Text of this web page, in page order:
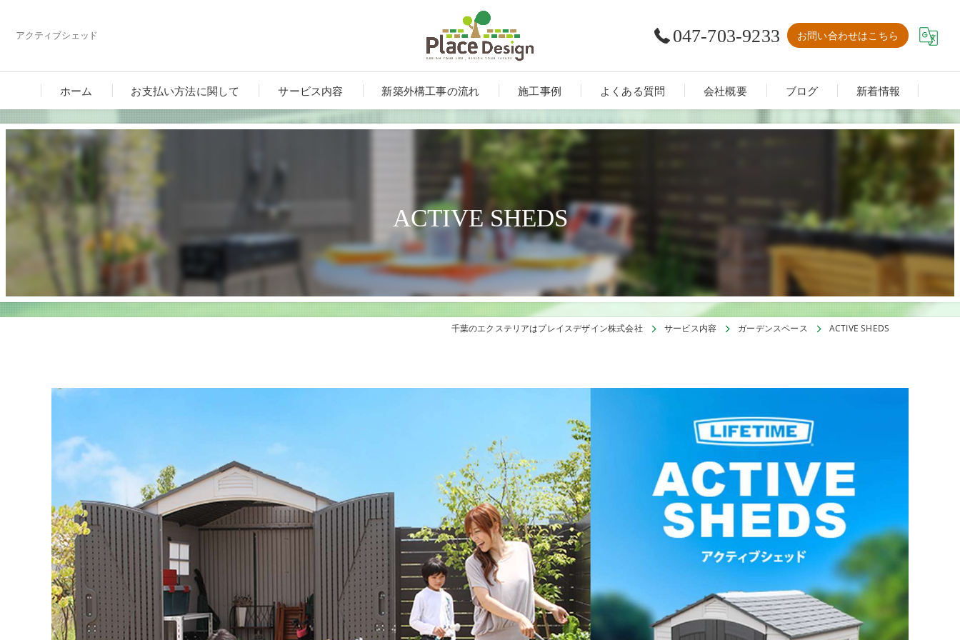
アクティブシェッド 047-703-9233 お問い合わせはこちら
ホーム お支払い方法に関して サービス内容
カーポート
ガーデンルーム・テラス・サンルーム
新築外構工事の流れ 施工事例 よくある質問 会社概要 ブログ 新着情報
ACTIVE SHEDS
千葉のエクステリアはプレイスデザイン株式会社 サービス内容 ガーデンスペース ACTIVE SHEDS